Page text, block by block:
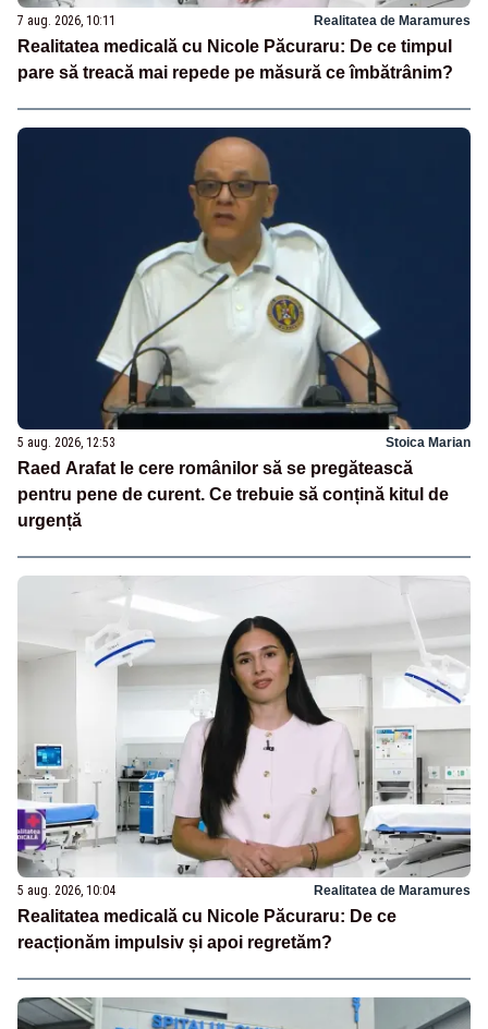
7 aug. 2026, 10:11 Realitatea de Maramures
Realitatea medicală cu Nicole Păcuraru: De ce timpul
pare să treacă mai repede pe măsură ce îmbătrânim?
5 aug. 2026, 12:53 Stoica Marian
Raed Arafat le cere românilor să se pregătească
pentru pene de curent. Ce trebuie să conțină kitul de
urgență
5 aug. 2026, 10:04 Realitatea de Maramures
Realitatea medicală cu Nicole Păcuraru: De ce
reacționăm impulsiv și apoi regretăm?